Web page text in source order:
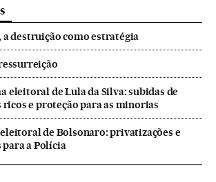
destruição como estratégia
eleitoral de Lula da Silva: subidas de
e proteção para as minorias
de Bolsonaro: privatizações e
a Polícia